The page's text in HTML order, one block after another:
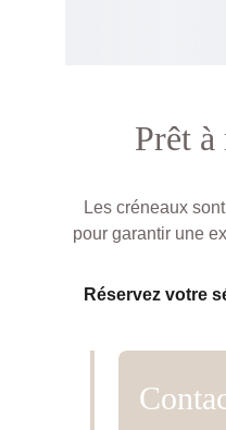
Prêt à
Les créneaux
pour garantir une
Réservez votre